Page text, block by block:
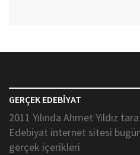
GERÇEK EDEBİYAT
2011 Yılında Ahmet Yıldız
Edebiyat internet sitesi
gerçek içerikleri